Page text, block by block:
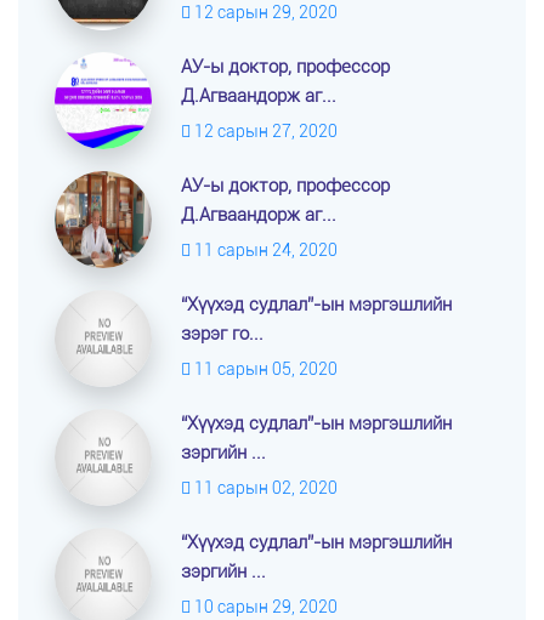
12 сарын 29, 2020
АУ-ы доктор, профессор
Д.Агваандорж аг...
12 сарын 27, 2020
АУ-ы доктор, профессор
Д.Агваандорж аг...
11 сарын 24, 2020
“Хүүхэд судлал”-ын мэргэшлийн
зэрэг го...
11 сарын 05, 2020
“Хүүхэд судлал”-ын мэргэшлийн
зэргийн ...
11 сарын 02, 2020
“Хүүхэд судлал”-ын мэргэшлийн
зэргийн ...
10 сарын 29, 2020